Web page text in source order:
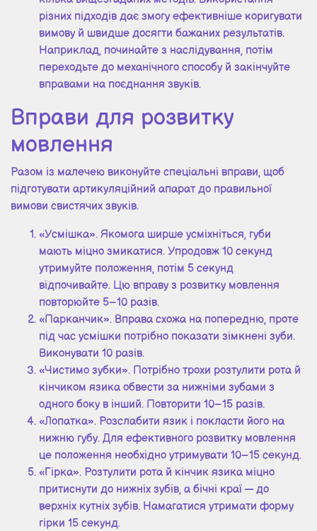
різних підходів дає змогу ефективніше коригувати
вимову й швидше досягти бажаних результатів.
Наприклад, починайте з наслідування, потім
переходьте до механічного способу й закінчуйте
вправами на поєднання звуків.
Вправи для розвитку
мовлення
Разом із малечею виконуйте спеціальні вправи, щоб
підготувати артикуляційний апарат до правильної
вимови свистячих звуків.
«Усмішка». Якомога ширше усміхніться, губи
мають міцно змикатися. Упродовж 10 секунд
утримуйте положення, потім 5 секунд
відпочивайте. Цю вправу з розвитку мовлення
повторюйте 5–10 разів.
«Парканчик». Вправа схожа на попередню, проте
під час усмішки потрібно показати зімкнені зуби.
Виконувати 10 разів.
«Чистимо зубки». Потрібно трохи розтулити рота й
кінчиком язика обвести за нижніми зубами з
одного боку в інший. Повторити 10–15 разів.
«Лопатка». Розслабити язик і покласти його на
нижню губу. Для ефективного розвитку мовлення
це положення необхідно утримувати 10–15 секунд.
«Гірка». Розтулити рота й кінчик язика міцно
притиснути до нижніх зубів, а бічні краї — до
верхніх кутніх зубів. Намагатися утримати форму
гірки 15 секунд.